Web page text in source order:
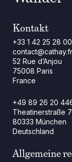
Kontakt
+33 1 42 25 28 00
contact@cathay.fr
52 Rue d’Anjou
75008 Paris
France
+49 89 26 20
Theatinerstraße 7
80333 München
Deutschland
Allgemeine